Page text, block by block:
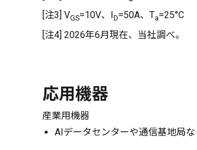
[注3] VGS=10V、I D=50A、Ta=25°C
[注4] 2026年6月現在、当社調べ。
応用機器
産業用機器
AIデータセンターや通信基地局